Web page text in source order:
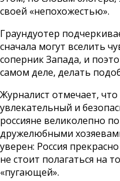
своей «непохожестью».
Граундуотер
сначала могут вселить
соперник Запада, и
самом деле, делать
Журналист отмечает,
увлекательный и
россияне великолепно
дружелюбными
уверен: Россия
не стоит полагаться на
«пугающей».